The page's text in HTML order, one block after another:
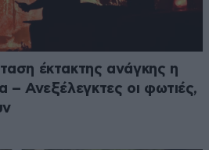
έκτακτης ανάγκης η
– Ανεξέλεγκτες οι φωτιές,